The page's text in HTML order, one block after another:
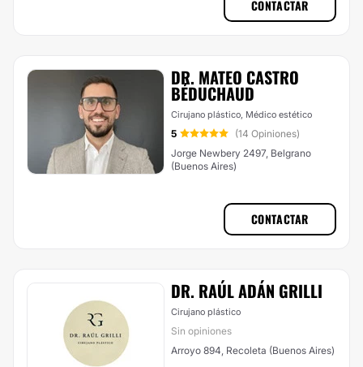
CONTACTAR
DR. MATEO CASTRO
BÉDUCHAUD
Cirujano plástico, Médico estético
5
(14 Opiniones)
Jorge Newbery 2497, Belgrano
(Buenos Aires)
CONTACTAR
DR. RAÚL ADÁN GRILLI
Cirujano plástico
Sin opiniones
Arroyo 894, Recoleta (Buenos Aires)